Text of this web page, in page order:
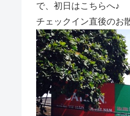
で、初日はこちらへ♪
チェックイン直後のお